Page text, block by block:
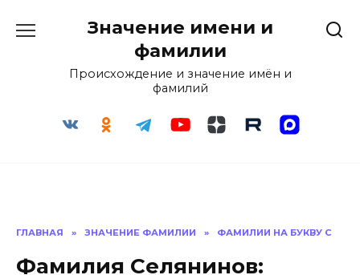
Значение имени и
фамилии
Происхождение и значение имён и
фамилий
ГЛАВНАЯ » ЗНАЧЕНИЕ ФАМИЛИИ » ФАМИЛИИ НА БУКВУ С
Фамилия Селянинов: